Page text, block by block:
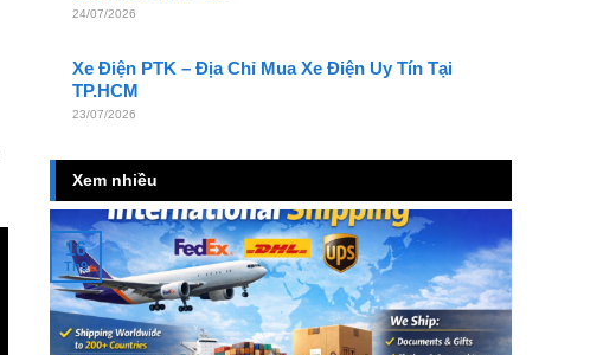
24/07/2026
Xe Điện PTK – Địa Chỉ Mua Xe Điện Uy Tín Tại
TP.HCM
23/07/2026
Xem nhiều
16
Th9